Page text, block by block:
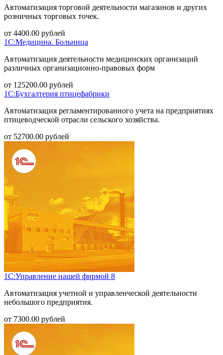
Автоматизация торговой деятельности магазинов и других
розничных торговых точек.
от 4400.00 рублей
1С:Медицина. Больница
Автоматизация деятельности медицинских организаций
различных организационно-правовых форм
от 125200.00 рублей
1С:Бухгалтерия птицефабрики
Автоматизация регламентированного учета на предприятиях
птицеводческой отрасли сельского хозяйства.
от 52700.00 рублей
1С:Управление нашей фирмой 8
Автоматизация учетной и управленческой деятельности
небольшого предприятия.
от 7300.00 рублей